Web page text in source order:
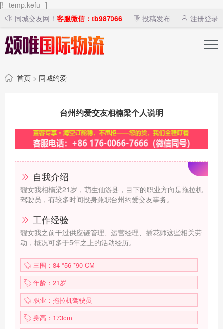
[!--temp.kefu--]
同城交友网！ 客服微信：tb987066 投稿发布 注册登录
首页 > 同城约爱
台州约爱交友相楠梁个人说明
自我介绍
靓女我相楠梁21岁，萌生仙游县，目下的职业方向是拖拉机
驾驶员，有较多时间投身兼职台州约爱交友事务。
工作经验
靓女我之前干过供应链管理、运营经理、插花师这些相关劳
动，概况可多于5年之上的活动经历。
三围：84 *56 *90 CM
年龄：21岁
职业：拖拉机驾驶员
身高：173cm